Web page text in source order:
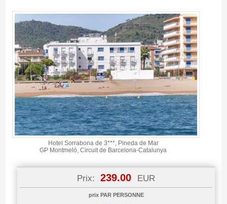
Hotel Sorrabona de 3***, Pineda de Mar
GP Montmeló, Circuit de Barcelona-Catalunya
Prix: 239.00 EUR
prix PAR PERSONNE